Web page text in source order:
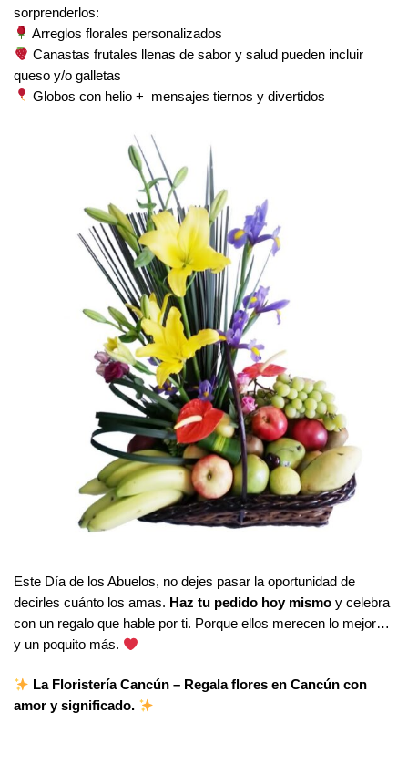
sorprenderlos:
Arreglos florales personalizados
Canastas frutales llenas de sabor y salud pueden incluir
queso y/o galletas
Globos con helio + mensajes tiernos y divertidos
Este Día de los Abuelos, no dejes pasar la oportunidad de
decirles cuánto los amas. Haz tu pedido hoy mismo y celebra
con un regalo que hable por ti. Porque ellos merecen lo mejor…
y un poquito más.
La Floristería Cancún – Regala flores en Cancún con
amor y significado.